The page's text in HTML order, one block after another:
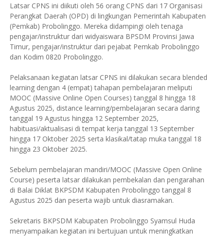
Latsar CPNS ini diikuti oleh 56 orang CPNS dari 17 Organisasi
Perangkat Daerah (OPD) di lingkungan Pemerintah Kabupaten
(Pemkab) Probolinggo. Mereka didampingi oleh tenaga
pengajar/instruktur dari widyaiswara BPSDM Provinsi Jawa
Timur, pengajar/instruktur dari pejabat Pemkab Probolinggo
dan Kodim 0820 Probolinggo.
Pelaksanaan kegiatan latsar CPNS ini dilakukan secara blended
learning dengan 4 (empat) tahapan pembelajaran meliputi
MOOC (Massive Online Open Courses) tanggal 8 hingga 18
Agustus 2025, distance learning/pembelajaran secara daring
tanggal 19 Agustus hingga 12 September 2025,
habituasi/aktualisasi di tempat kerja tanggal 13 September
hingga 17 Oktober 2025 serta klasikal/tatap muka tanggal 18
hingga 23 Oktober 2025.
Sebelum pembelajaran mandiri/MOOC (Massive Open Online
Course) peserta latsar dilakukan pembekalan dan pengarahan
di Balai Diklat BKPSDM Kabupaten Probolinggo tanggal 8
Agustus 2025 dan peserta wajib untuk diasramakan.
Sekretaris BKPSDM Kabupaten Probolinggo Syamsul Huda
menyampaikan kegiatan ini bertujuan untuk meningkatkan